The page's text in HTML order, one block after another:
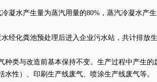
凝水产生量为蒸汽用量的80%，蒸汽冷凝水产
经化粪池预处理后进入企业污水站，共计排放
类与改造前基本保持不变。生产过程中产生的
性）、印刷生产线废气、喷涂生产线废气等。